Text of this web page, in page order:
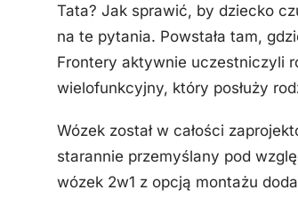
Tata? Jak sprawić, by dziecko
na te pytania. Powstała tam,
Frontery aktywnie uczestniczyli
wielofunkcyjny, który posłuży
Wózek został w całości
starannie przemyślany pod
wózek 2w1 z opcją montażu